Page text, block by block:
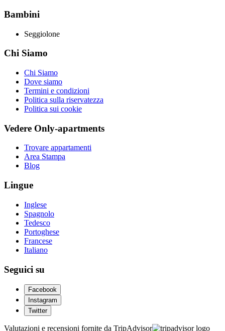
Bambini
Seggiolone
Chi Siamo
Chi Siamo
Dove siamo
Termini e condizioni
Politica sulla riservatezza
Politica sui cookie
Vedere Only-apartments
Trovare appartamenti
Area Stampa
Blog
Lingue
Inglese
Spagnolo
Tedesco
Portoghese
Francese
Italiano
Seguici su
Facebook
Instagram
Twitter
Valutazioni e recensioni fornite da TripAdvisor